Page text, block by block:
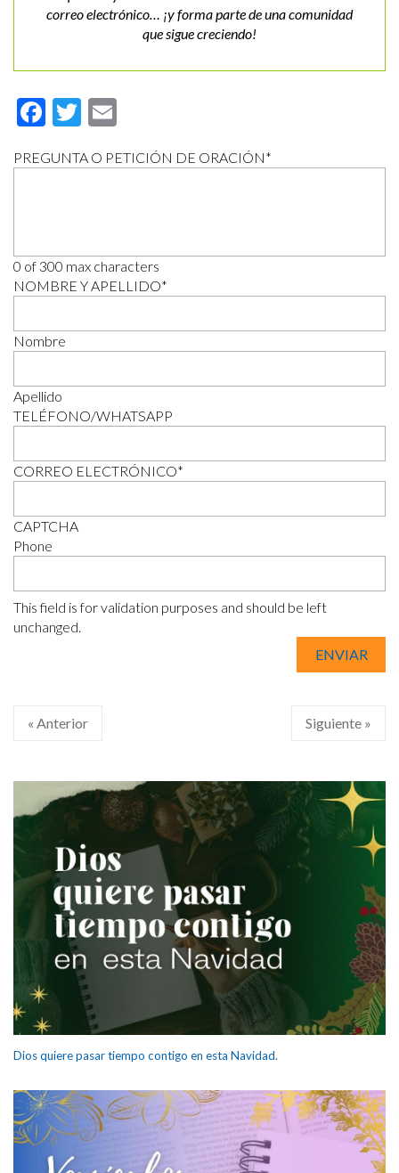
correo electrónico… ¡y forma parte de una comunidad
que sigue creciendo!
Facebook
Twitter
PREGUNTA O PETICIÓN DE ORACIÓN*
0 of 300 max characters
NOMBRE Y APELLIDO*
Nombre
Apellido
TELÉFONO/WHATSAPP
CORREO ELECTRÓNICO*
CAPTCHA
Phone
This field is for validation purposes and should be left
unchanged.
« Anterior Siguiente »
Dios quiere pasar tiempo contigo en esta Navidad.